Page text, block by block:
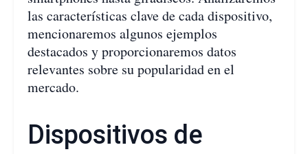
las características clave de cada dispositivo,
mencionaremos algunos ejemplos
destacados y proporcionaremos datos
relevantes sobre su popularidad en el
mercado.
Dispositivos de